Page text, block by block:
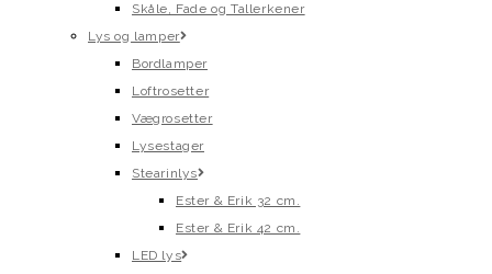
Skåle, Fade og Tallerkener
Lys og lamper
Bordlamper
Loftrosetter
Vægrosetter
Lysestager
Stearinlys
Ester & Erik 32 cm.
Ester & Erik 42 cm.
LED lys